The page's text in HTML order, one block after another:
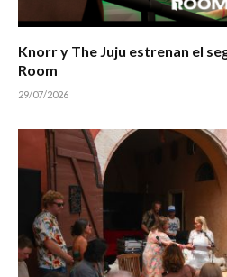
Knorr y The Juju estrenan el
Room
29/07/2026